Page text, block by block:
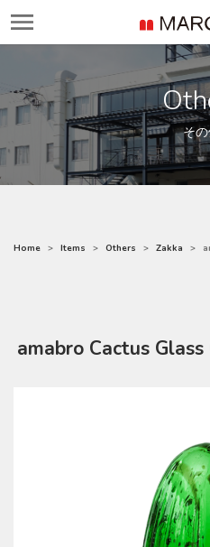
そ
Home Items Others Zakka
amabro Cactus